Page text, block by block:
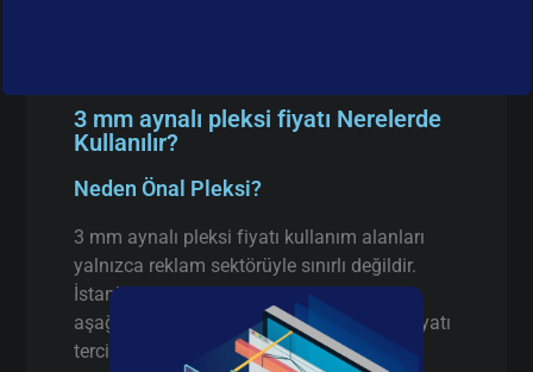
3 mm aynalı pleksi fiyatı Nerelerde
Kullanılır?
Neden Önal Pleksi?
3 mm aynalı pleksi fiyatı kullanım alanları
yalnızca reklam sektörüyle sınırlı değildir.
İstanbul’da faaliyet gösteren birçok firma
aşağıdaki alanlarda 3 mm aynalı pleksi fiyatı
tercih etmektedir: